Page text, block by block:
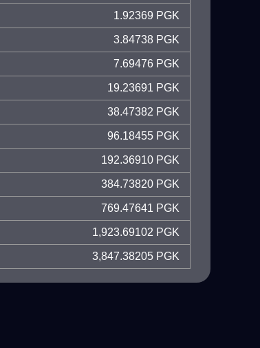
1.92369 PGK
3.84738 PGK
7.69476 PGK
19.23691 PGK
38.47382 PGK
96.18455 PGK
192.36910 PGK
384.73820 PGK
769.47641 PGK
1,923.69102 PGK
3,847.38205 PGK